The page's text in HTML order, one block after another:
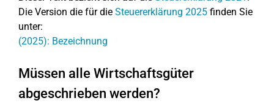
Die Version die für die Steuererklärung 2025 finden Sie
unter:
(2025): Bezeichnung
Müssen alle Wirtschaftsgüter
abgeschrieben werden?